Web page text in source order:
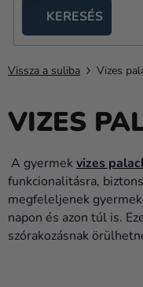
KERESÉS
sátrak
Kanekalon
Hélium
és
Esküvő
Party
Dekoráció
Vissza a suliba Vizes
VIZES
A gyermekvizes
funkcionalitásra,
megfeleljenek
napon és azon túl is.
szórakozásnak